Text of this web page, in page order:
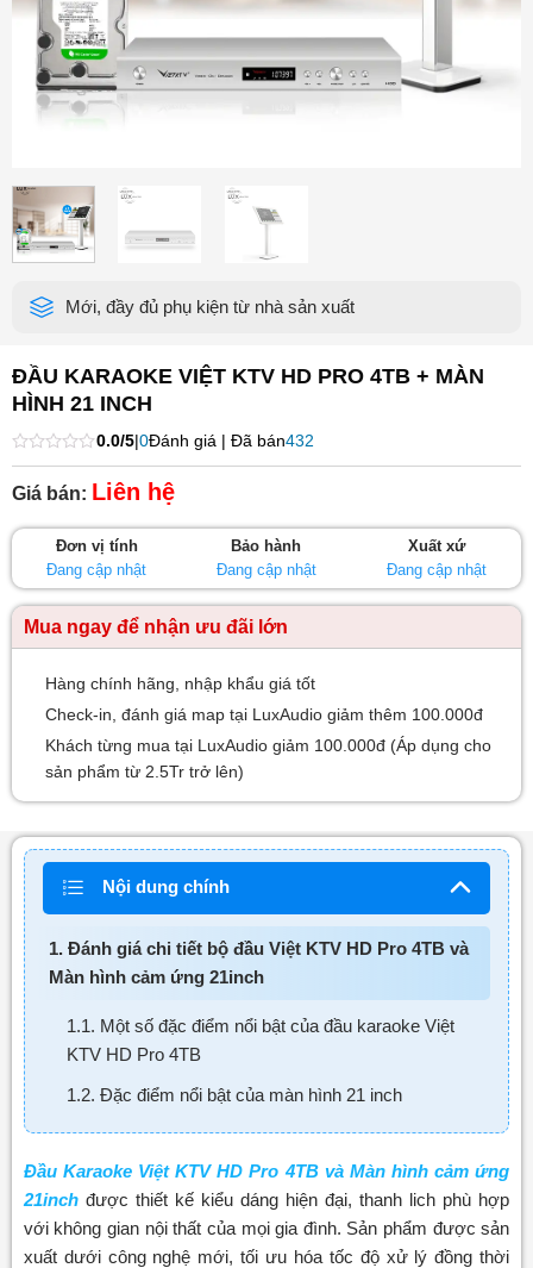
Mới, đầy đủ phụ kiện từ nhà sản xuất
ĐẦU KARAOKE VIỆT KTV HD PRO 4TB + MÀN
HÌNH 21 INCH
Được
xếp
hạng
5
0.0/5|0Đánh giá | Đã bán432
Giá bán: Liên hệ
Đơn vị tính
Đang cập nhật
Bảo hành
Đang cập nhật
Xuất xứ
Đang cập nhật
Mua ngay để nhận ưu đãi lớn
Hàng chính hãng, nhập khẩu giá tốt
Check-in, đánh giá map tại LuxAudio giảm thêm 100.000đ
Khách từng mua tại LuxAudio giảm 100.000đ (Áp dụng cho
sản phẩm từ 2.5Tr trở lên)
Nội dung chính
1. Đánh giá chi tiết bộ đầu Việt KTV HD Pro 4TB và
Màn hình cảm ứng 21inch
1.1. Một số đặc điểm nổi bật của đầu karaoke Việt
KTV HD Pro 4TB
1.2. Đặc điểm nổi bật của màn hình 21 inch
Đầu Karaoke Việt KTV HD Pro 4TB và Màn hình cảm ứng
21inch được thiết kế kiểu dáng hiện đại, thanh lich phù hợp
với không gian nội thất của mọi gia đình. Sản phẩm được sản
xuất dưới công nghệ mới, tối ưu hóa tốc độ xử lý đồng thời